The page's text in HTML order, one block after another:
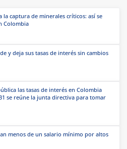
captura de minerales críticos: así se
Colombia
y deja sus tasas de interés sin cambios
las tasas de interés en Colombia
se reúne la junta directiva para tomar
menos de un salario mínimo por altos